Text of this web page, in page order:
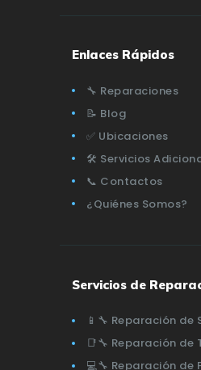
Enlaces Rápidos
🔧 Reparaciones
📝 Blog
✅ Ubicaciones
🛠️ Servicios
📞 Contactos
¿Quiénes Somos?
Servicios de
📱🔧 Reparación
📑🔧 Reparación de
💻🔧 Reparación de